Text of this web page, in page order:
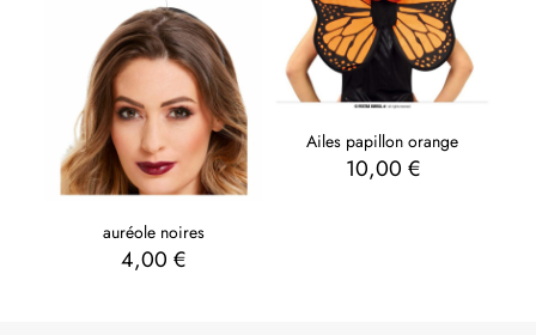
auréole noires
4,00€
Ailes papillon orange
10,00 €